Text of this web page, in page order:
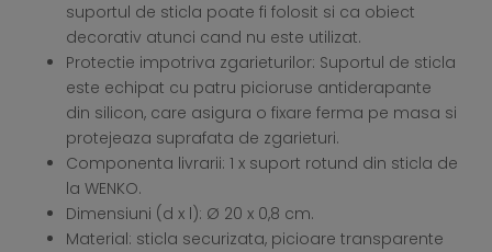
suportul de sticla poate fi folosit si ca obiect
decorativ atunci cand nu este utilizat.
Protectie impotriva zgarieturilor: Suportul de sticla
este echipat cu patru picioruse antiderapante
din silicon, care asigura o fixare ferma pe masa si
protejeaza suprafata de zgarieturi.
Componenta livrarii: 1 x suport rotund din sticla de
la WENKO.
Dimensiuni (d x l): Ø 20 x 0,8 cm.
Material: sticla securizata, picioare transparente